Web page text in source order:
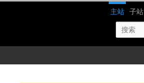
网站导航
主站 子站